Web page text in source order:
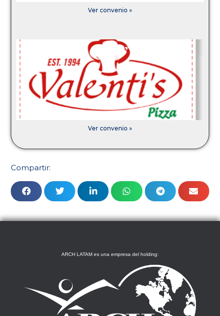
Ver convenio »
Ver convenio »
Compartir:
ARCH LATAM es una empresa del holding: